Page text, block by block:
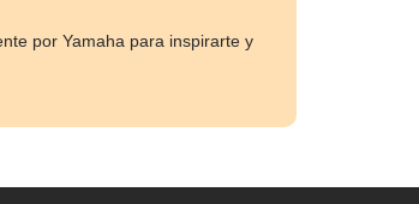
por Yamaha para inspirarte y